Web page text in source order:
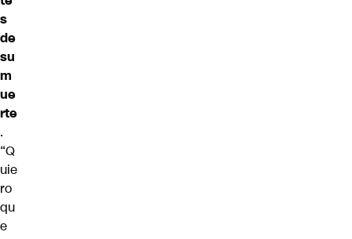
s
de
su
m
ue
rte
.
“Q
uie
ro
qu
e